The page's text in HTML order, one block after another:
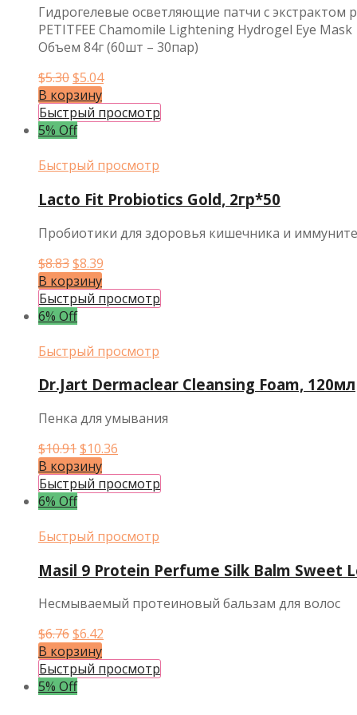
Гидрогелевые осветляющие патчи с экстрактом
PETITFEE Chamomile Lightening Hydrogel Eye Mask
Объем 84г (60шт – 30пар)
$5.30Первоначальная
цена
составляла
$5.30.
$5.04Текущая
$5.04.
В корзину
Быстрый просмотр
5% Off
Быстрый просмотр
Lacto Fit Probiotics Gold, 2гр*50
Пробиотики для здоровья кишечника и
$8.83Первоначальная
цена
составляла
$8.83.
$8.39
$8.39.
В корзину
Быстрый просмотр
6% Off
Быстрый просмотр
Dr.Jart Dermaclear Cleansing Foam, 120мл
Пенка для умывания
$10.91Первоначальная
цена
составляла
$10.36
$10.36.
В корзину
Быстрый просмотр
6% Off
Быстрый просмотр
Masil 9 Protein Perfume Silk Balm Sweet
Несмываемый протеиновый бальзам для волос
$6.76Первоначальная
цена
составляла
$6.76.
$6.42
$6.42.
В корзину
Быстрый просмотр
5% Off